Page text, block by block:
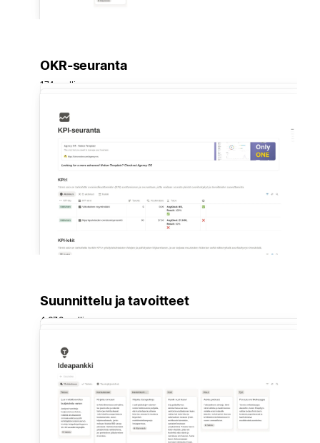
OKR-seuranta
174 mallia
Suunnittelu ja tavoitteet
4 678 mallia